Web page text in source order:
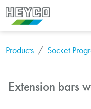
Products Socket
Extension bars